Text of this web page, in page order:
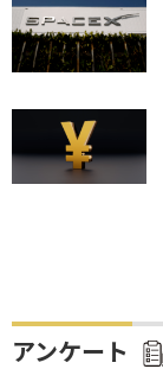
アンケート